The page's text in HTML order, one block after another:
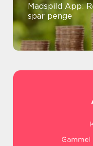
Madspild App:
spar penge